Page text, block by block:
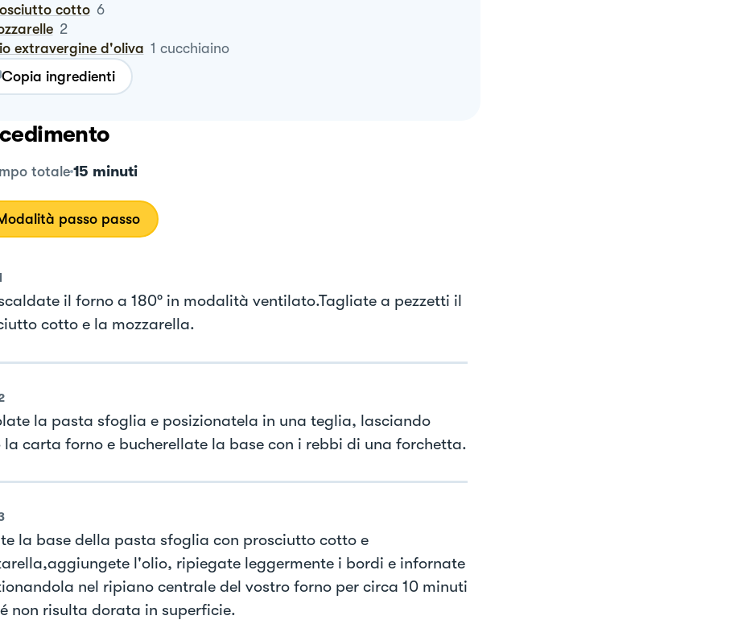
cotto 6
2
extravergine d'oliva 1 cucchiaino
Copia ingredienti
totale 15 minuti
passo passo
il forno a 180° in modalità ventilato.Tagliate a pezzetti il
cotto e la mozzarella.
la pasta sfoglia e posizionatela in una teglia, lasciando
la carta forno e bucherellate la base con i rebbi di una forchetta.
la base della pasta sfoglia con prosciutto cotto e
l'olio, ripiegate leggermente i bordi e infornate
nel ripiano centrale del vostro forno per circa 10 minuti
non risulta dorata in superficie.